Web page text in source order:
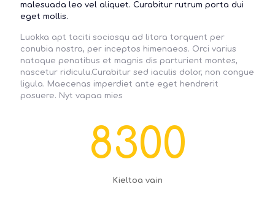
malesuada leo vel aliquet. Curabitur rutrum porta dui
eget mollis.
Luokka apt taciti sociosqu ad litora torquent per
conubia nostra, per inceptos himenaeos. Orci varius
natoque penatibus et magnis dis parturient montes,
nascetur ridiculu.Curabitur sed iaculis dolor, non congue
ligula. Maecenas imperdiet ante eget hendrerit
posuere. Nyt vapaa mies
8300
Kieltoa vain